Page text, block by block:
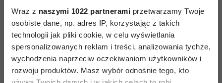
Wraz z naszymi 1022 partnerami przetwarzamy Twoje
osobiste dane, np. adres IP, korzystając z takich
technologii jak pliki cookie, w celu wyświetlania
spersonalizowanych reklam i treści, analizowania tychże,
wychodzenia naprzeciw oczekiwaniom użytkowników i
rozwoju produktów. Masz wybór odnośnie tego, kto
niż utrzymaniem stanu posiadania. Dlatego też
praktycznie nie istnieje szansa na utrzymanie go
w wierności. Co mówi w tym wypadku horoskop?
Jaki jest mężczyzna Strzelec?
Koziorożec 22.12 – 20.01